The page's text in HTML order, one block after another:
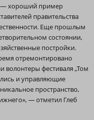
— хороший пример
правительства
Еще прошлым
состоянии,
постройки.
отремонтировано
волонтеры фестиваля „Том
и управляющие
пространство,
— отметил Глеб